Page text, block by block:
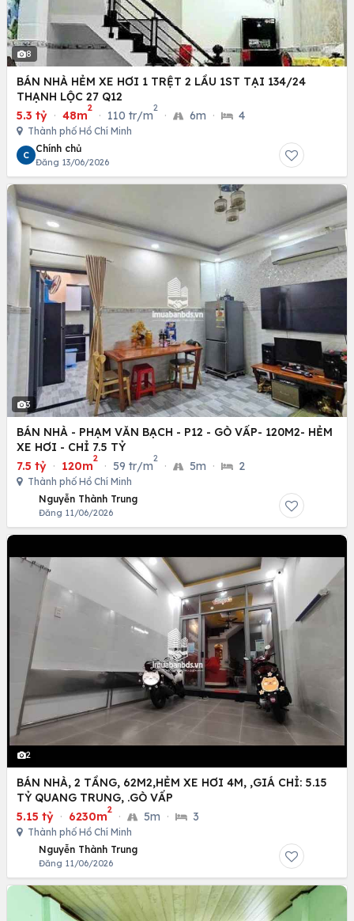
8
BÁN NHÀ HẺM XE HƠI 1 TRỆT 2 LẦU 1ST TẠI 134/24
THẠNH LỘC 27 Q12
5.3 tỷ · 48m
2
· 110 tr/m
2
· 6m · 4
Thành phố Hồ Chí Minh
C
Chính chủ
Đăng 13/06/2026
3
BÁN NHÀ - PHẠM VĂN BẠCH - P12 - GÒ VẤP- 120M2- HẺM
XE HƠI - CHỈ 7.5 TỶ
7.5 tỷ · 120m
2
· 59 tr/m
2
· 5m · 2
Thành phố Hồ Chí Minh
Nguyễn Thành Trung
Đăng 11/06/2026
2
BÁN NHÀ, 2 TẦNG, 62M2,HẺM XE HƠI 4M, ,GIÁ CHỈ: 5.15
TỶ QUANG TRUNG, .GÒ VẤP
5.15 tỷ · 6230m
2
· 5m · 3
Thành phố Hồ Chí Minh
Nguyễn Thành Trung
Đăng 11/06/2026